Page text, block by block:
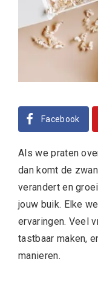
Facebook
Als we praten
dan komt de
verandert en
jouw buik. Elke
ervaringen. Veel
tastbaar maken,
manieren.